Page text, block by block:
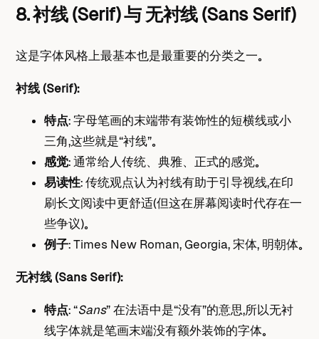
8. 衬线 (Serif) 与 无衬线 (Sans Serif)
这是字体风格上最基本也是最重要的分类之一。
衬线 (Serif)：
特点： 字母笔画的末端带有装饰性的短横线或小
三角，这些就是“衬线”。
感觉： 通常给人传统、典雅、正式的感觉。
易读性： 传统观点认为衬线有助于引导视线，在印
刷长文阅读中更舒适（但这在屏幕阅读时代存在一
些争议）。
例子： Times New Roman, Georgia, 宋体, 明朝体。
无衬线 (Sans Serif)：
特点： “Sans” 在法语中是“没有”的意思，所以无衬
线字体就是笔画末端没有额外装饰的字体。